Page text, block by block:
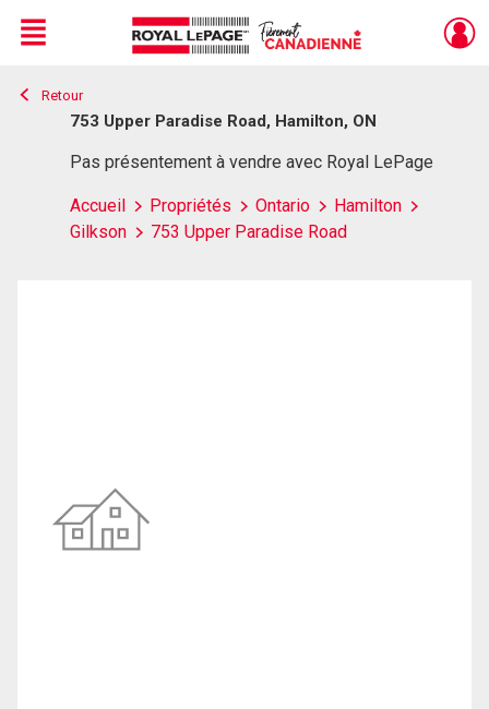
Live
En Direct
Menu
Retour
753 Upper Paradise Road, Hamilton, ON
Pas présentement à vendre avec Royal LePage
Accueil Propriétés Ontario
Hamilton
Gilkson
753 Upper Paradise Road